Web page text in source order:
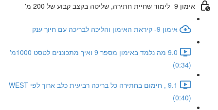
אימון 9- לימוד שחיית חתירה, שליטה בקצב קבוע של 200 מ'
אימון 9- קיראת האימון והליכה לבריכה עם חיוך ענק
9.0 מה נלמד באימון מספר 9 ואיך מתכוננים לטסט 1000מ'
(0:34)
9.1 , חימום בחתירה כל בריכה רביעית כלב ארוך לפי WEST
(0:40)